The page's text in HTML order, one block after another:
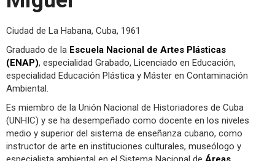
Ciudad de La Habana, Cuba, 1961
Graduado de la Escuela Nacional de Artes Plásticas
(ENAP), especialidad Grabado, Licenciado en Educación,
especialidad Educación Plástica y Máster en Contaminación
Ambiental.
Es miembro de la Unión Nacional de Historiadores de Cuba
(UNHIC) y se ha desempeñado como docente en los niveles
medio y superior del sistema de enseñanza cubano, como
instructor de arte en instituciones culturales, museólogo y